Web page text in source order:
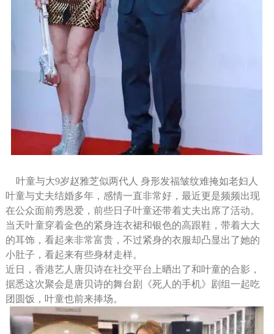
叶童与大9岁赵雅芝似两代人 身形发福皱纹难掩如老妇人
叶童与丈夫结婚多年，感情一直非常好，最近更是频频出现
在公众面前秀恩爱，前些日子叶童还带着丈夫出席了活动。
当天叶童穿着金色的紧身连衣裙和银色的高跟鞋，带着大大
的耳饰，看起来非常富贵，不过紧身的衣服却凸显出了她的
小肚子，看起来有些身材走样。
近日，香港艺人唐贝诗在社交平台上晒出了和叶童的合影，
据悉这次聚会是唐贝诗的舞台剧《死人的手机》剧组一起吃
团圆饭，叶童也前来捧场。